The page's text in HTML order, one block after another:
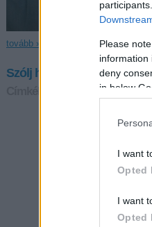
Please
information
deny
in below
I want
Opted
I want
Opted
tovább »
Szólj hozzá!
istent magasztaló